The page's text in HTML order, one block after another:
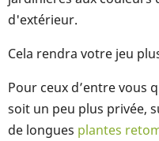
d'extérieur.
Cela rendra votre jeu
Pour ceux d’entre vous
soit un peu plus privée,
de longues plantes